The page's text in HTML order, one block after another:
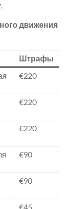
движения
Штрафы
€220
€220
€220
€90
€90
€45